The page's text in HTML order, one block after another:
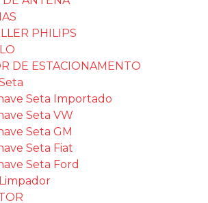
80
P/MULTIMIDIA
GM
IMPORTADAS
FORD
VW
FIAT